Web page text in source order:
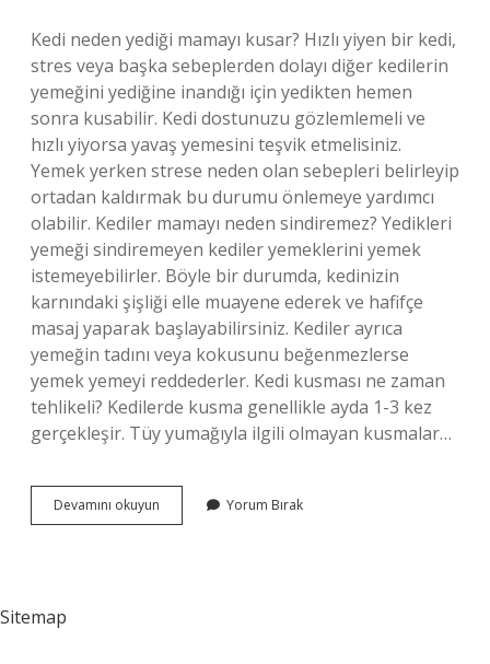
Kedi neden yediği mamayı kusar? Hızlı yiyen bir kedi,
stres veya başka sebeplerden dolayı diğer kedilerin
yemeğini yediğine inandığı için yedikten hemen
sonra kusabilir. Kedi dostunuzu gözlemlemeli ve
hızlı yiyorsa yavaş yemesini teşvik etmelisiniz.
Yemek yerken strese neden olan sebepleri belirleyip
ortadan kaldırmak bu durumu önlemeye yardımcı
olabilir. Kediler mamayı neden sindiremez? Yedikleri
yemeği sindiremeyen kediler yemeklerini yemek
istemeyebilirler. Böyle bir durumda, kedinizin
karnındaki şişliği elle muayene ederek ve hafifçe
masaj yaparak başlayabilirsiniz. Kediler ayrıca
yemeğin tadını veya kokusunu beğenmezlerse
yemek yemeyi reddederler. Kedi kusması ne zaman
tehlikeli? Kedilerde kusma genellikle ayda 1-3 kez
gerçekleşir. Tüy yumağıyla ilgili olmayan kusmalar…
Devamını okuyun
Neden
Yorum Bırak
Sitemap